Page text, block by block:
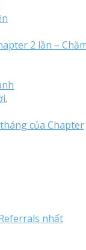
2 lần –
của Chapter
nhất